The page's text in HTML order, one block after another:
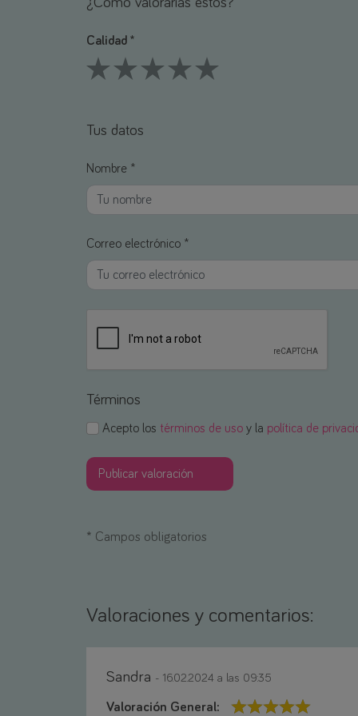
Calidad *
Tus datos
Nombre *
Correo electrónico *
Términos
Acepto los términos de uso y la política de
* Campos obligatorios
Valoraciones y comentarios:
Sandra - 16.02.2024 a las 09:35
Valoración General: